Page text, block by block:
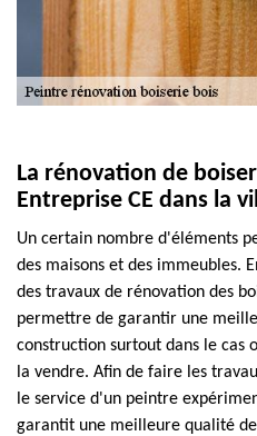
La rénovation de
Entreprise CE dans la
Un certain nombre d'éléments
des maisons et des immeubles.
des travaux de rénovation des
permettre de garantir une
construction surtout dans le cas
la vendre. Afin de faire les
le service d'un peintre
garantit une meilleure qualité